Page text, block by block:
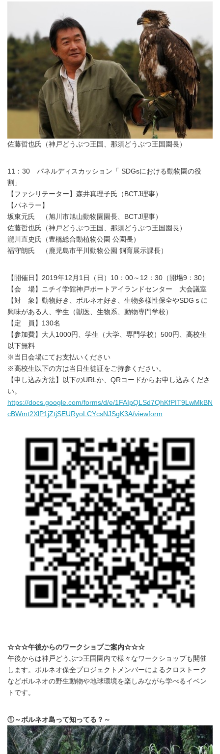
佐藤哲也氏（神戸どうぶつ王国、那須どうぶつ王国園長）
11：30 パネルディスカッション「 SDGsにおける動物園の役
割」
【ファシリテーター】森井真理子氏（BCTJ理事）
【パネラー】
坂東元氏 （旭川市旭山動物園園長、BCTJ理事）
佐藤哲也氏（神戸どうぶつ王国、那須どうぶつ王国園長）
瀧川直史氏（豊橋総合動植物公園 公園長）
福守朗氏 （鹿児島市平川動物公園 飼育展示課長）
【開催日】2019年12月1日（日）10：00～12：30（開場9：30）
【会 場】ニチイ学館神戸ポートアイランドセンター 大会議室
【対 象】動物好き、ボルネオ好き、生物多様性保全やSDGｓに
興味がある人、学生（獣医、生物系、動物専門学校）
【定 員】130名
【参加費】大人1000円、学生（大学、専門学校）500円、高校生
以下無料
※当日会場にてお支払いください
※高校生以下の方は当日生徒証をご持参ください。
【申し込み方法】以下のURLか、QRコードからお申し込みくださ
い。
https://docs.google.com/forms/d/e/1FAIpQLSd7QhKfPIT9LwMkBN
cBWmt2XlP1jZtjSEURyoLCYcsNJSgK3A/viewform
☆☆☆午後からのワークショプご案内☆☆☆
午後からは神戸どうぶつ王国園内で様々なワークショップも開催
します。ボルネオ保全プロジェクトメンバーによるクロストーク
などボルネオの野生動物や地球環境を楽しみながら学べるイベン
トです。
①～ボルネオ島って知ってる？～